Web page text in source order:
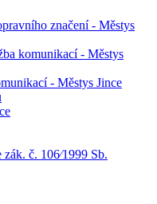
značení - Městys
komunikací - Městys
- Městys Jince
č. 106⁄1999 Sb.